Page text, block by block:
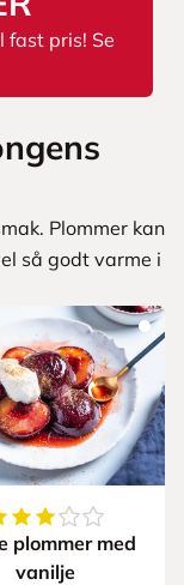
fast pris! Se
Plommer kan
så godt varme i
av5stjerner
plommer med
vanilje